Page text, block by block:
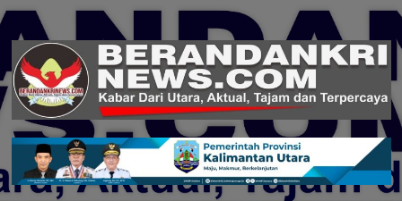
Skip
content